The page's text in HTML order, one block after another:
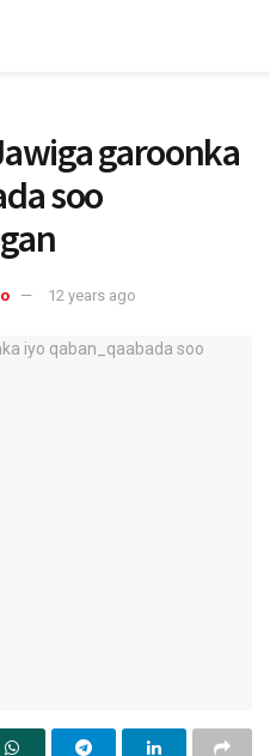
garoonka
soo
12 years ago